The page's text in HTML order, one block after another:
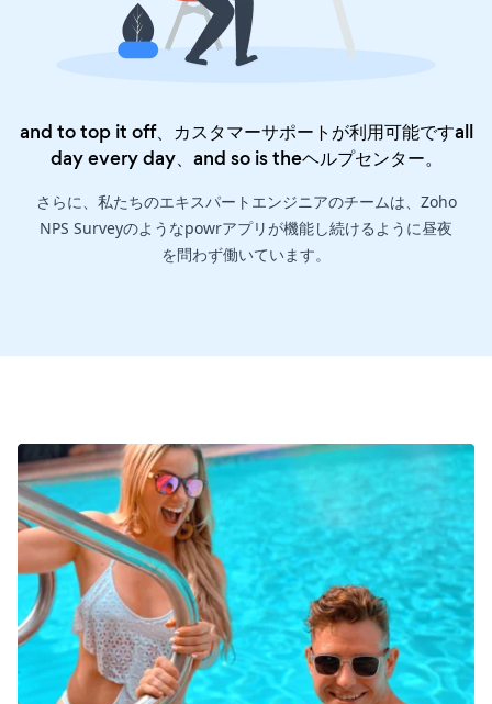
and to top it off、カスタマーサポートが利用可能ですall
day every day、and so is theヘルプセンター。
さらに、私たちのエキスパートエンジニアのチームは、Zoho
NPS Surveyのようなpowrアプリが機能し続けるように昼夜
を問わず働いています。